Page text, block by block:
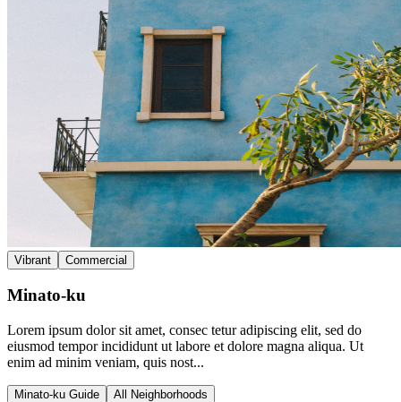
Vibrant Commercial
Minato-ku
Lorem ipsum dolor sit amet, consec tetur adipiscing elit, sed do
eiusmod tempor incididunt ut labore et dolore magna aliqua. Ut
enim ad minim veniam, quis nost...
Minato-ku Guide All Neighborhoods